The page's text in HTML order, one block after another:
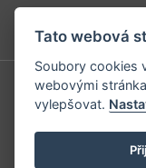
Ochrana osobních
Příhlášení |
Kontaktní informace
Tato webová
Soubory cookies
webovými
vylepšovat.